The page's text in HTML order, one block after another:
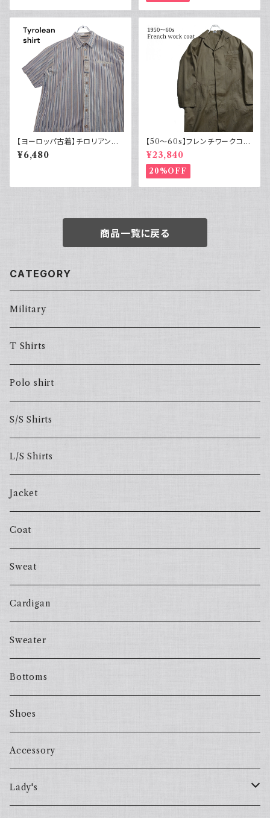
【ヨーロッパ古着】チロリアンシ
ャツ 半袖 古着 ストライプ レト
ロ ユーロ古着 ボックスシルエッ
¥6,480
【50～60s】フレンチワークコー
ト ショップコート フレンチヴィン
テージ
¥23,840
20%OFF
商品一覧に戻る
CATEGORY
Military
T Shirts
Polo shirt
S/S Shirts
L/S Shirts
Jacket
Coat
Sweat
Cardigan
Sweater
Bottoms
Shoes
Accessory
Lady's